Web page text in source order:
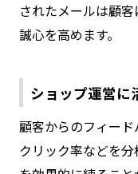
されたメールは顧
誠心を高めます。
ショップ運営に
顧客からのフィード
クリック率などを